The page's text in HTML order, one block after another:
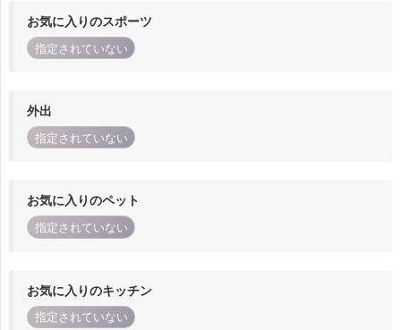
お気に入りのスポーツ
指定されていない
外出
指定されていない
お気に入りのペット
指定されていない
お気に入りのキッチン
指定されていない